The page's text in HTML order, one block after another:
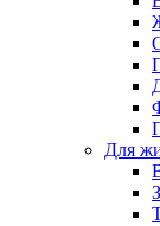
Для